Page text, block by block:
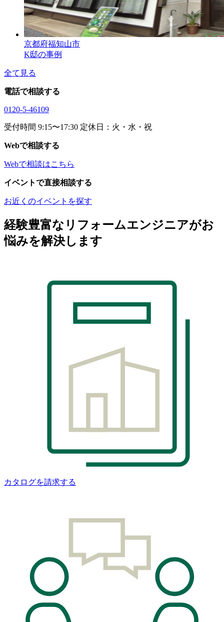
京都府福知山市
K邸の事例
全て見る
電話で相談する
0120-5-46109
受付時間 9:15〜17:30 定休日：火・水・祝
Webで相談する
Webで相談はこちら
イベントで直接相談する
お近くのイベントを探す
経験豊富なリフォームエンジニアがお
悩みを解決します
カタログを請求する